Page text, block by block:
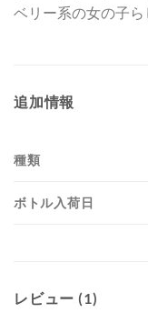
ベリー系の女の子
追加情報
種類
ボトル入荷日
レビュー (1)